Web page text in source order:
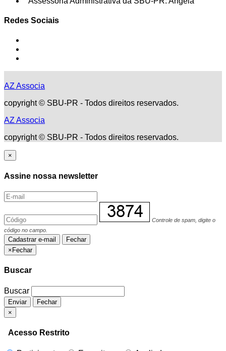
Redes Sociais
AZ Associa
copyright © SBU-PR - Todos direitos reservados.
AZ Associa
copyright © SBU-PR - Todos direitos reservados.
×
Assine nossa newsletter
Controle de spam, digite o
código no campo.
Cadastrar e-mail
Fechar
× Fechar
Buscar
Buscar
Enviar
Fechar
×
Acesso Restrito